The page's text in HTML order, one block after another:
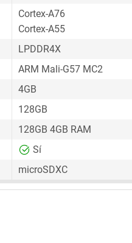
Cortex-A76
Cortex-A55
LPDDR4X
ARM Mali-G57 MC2
4GB
128GB
128GB 4GB RAM
Sí
microSDXC